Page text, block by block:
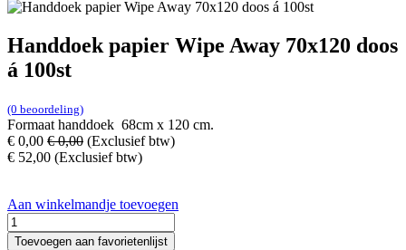
Handdoek papier Wipe Away 70x120 doos
á 100st
(0 beoordeling)
Formaat handdoek 68cm x 120 cm.
€ 0,00 €0,00 (Exclusief btw)
€ 52,00 (Exclusief btw)
Aan winkelmandje toevoegen
Toevoegen aan favorietenlijst